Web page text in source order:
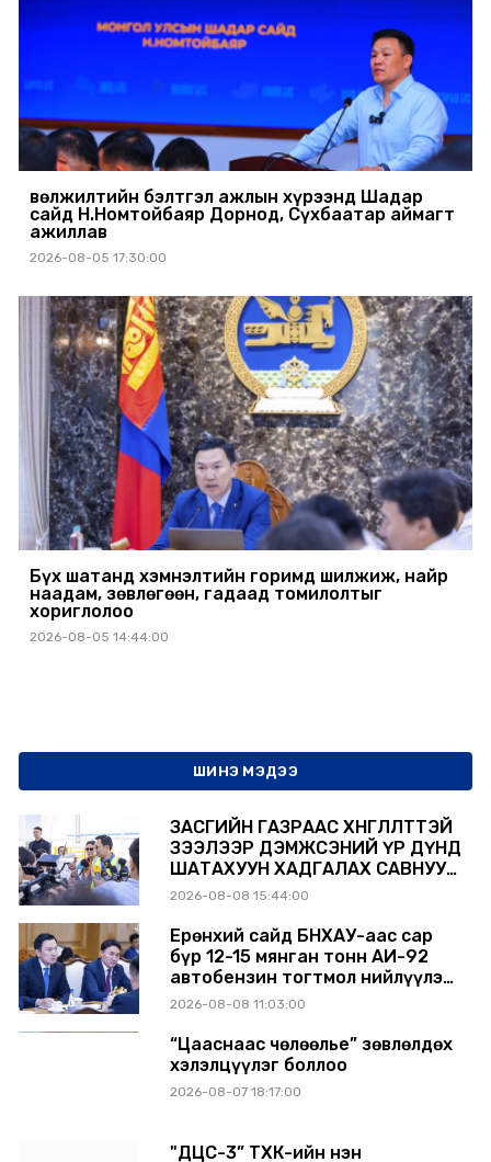
Өвөлжилтийн бэлтгэл ажлын хүрээнд Шадар
сайд Н.Номтойбаяр Дорнод, Сүхбаатар аймагт
ажиллав
2026-08-05 17:30:00
Бүх шатанд хэмнэлтийн горимд шилжиж, найр
наадам, зөвлөгөөн, гадаад томилолтыг
хориглолоо
2026-08-05 14:44:00
ШИНЭ МЭДЭЭ
ЗАСГИЙН ГАЗРААС ХӨНГӨЛӨЛТТЭЙ
ЗЭЭЛЭЭР ДЭМЖСЭНИЙ ҮР ДҮНД
ШАТАХУУН ХАДГАЛАХ САВНУУД
ЭХНЭЭСЭЭ АШИГЛАЛТАД ОРЖ
2026-08-08 15:44:00
Ерөнхий сайд БНХАУ-аас сар
бүр 12-15 мянган тонн АИ-92
автобензин тогтмол нийлүүлэх
хүсэлт тавилаа
2026-08-08 11:03:00
“Цааснаас чөлөөлье” зөвлөлдөх
хэлэлцүүлэг боллоо
2026-08-07 18:17:00
"ДЦС-3” ТӨХК-ийн нэн